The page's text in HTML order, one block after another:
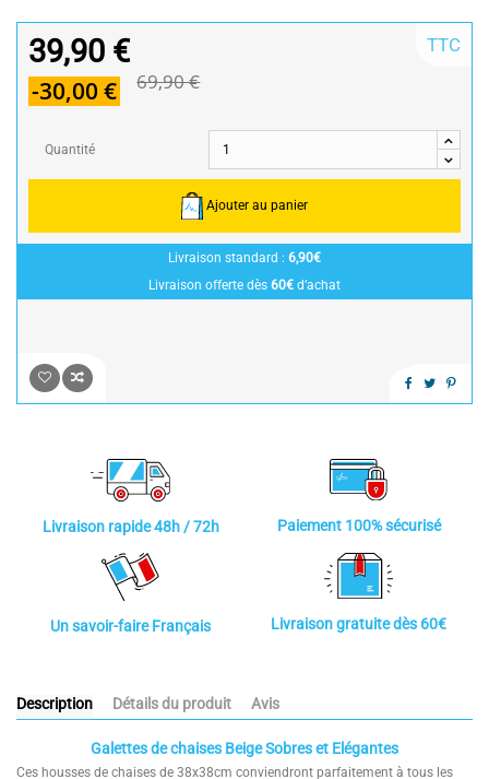
39,90 €
-30,00 € 69,90 €
TTC
Quantité
Ajouter au panier
Livraison standard : 6,90€
Livraison offerte dès 60€ d’achat
Livraison rapide 48h / 72h Paiement 100% sécurisé
Un savoir-faire Français Livraison gratuite dès 60€
Description Détails du produit Avis
Galettes de chaises Beige Sobres et Elégantes
Ces housses de chaises de 38x38cm conviendront parfaitement à tous les